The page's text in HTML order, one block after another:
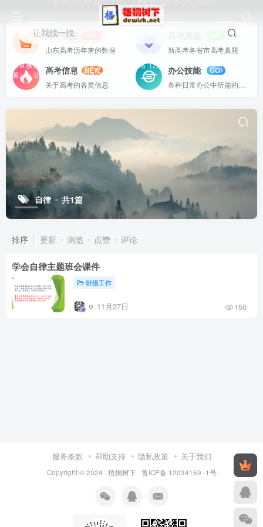
让我找一找
站内资源基本上都是一线教学实际使用的资源，配有WORD版本，可以下载
后直接打印使用。也欢迎更多老师加盟网站（注册登录成为用户就可以发布资
源），分享更好、更多的教学资源。
高考数据
山东高考历年来的数据
新高考各省市高考真题
高考信息
NEW
关于高考的各类信息
办公技能
GO
自律 共1篇
排序 更新 浏览 点赞 评论
学会自律主题班会课件
班级工作
11月27日 150
服务条款 帮助支持 隐私政策 关于我们
Copyright © 2024 · 梧桐树下· 鲁ICP备 12034159 -1号